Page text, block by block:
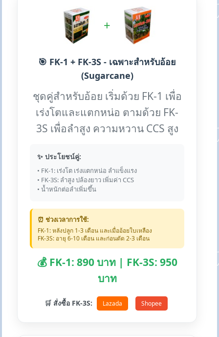
+
🎯 FK-1 + FK-3S - เฉพาะสำหรับอ้อย
(Sugarcane)
ชุดคู่สำหรับอ้อย เริ่มด้วย FK-1 เพื่อ
เร่งโตและแตกหน่อ ตามด้วย FK-
3S เพื่อลำสูง ความหวาน CCS สูง
✨ ประโยชน์คู่:
• FK-1: เร่งโต เร่งแตกหน่อ ลำแข็งแรง
• FK-3S: ลำสูง ปล้องยาว เพิ่มค่า CCS
• น้ำหนักต่อลำเพิ่มขึ้น
⏰ ช่วงเวลาการใช้:
FK-1: หลังปลูก 1-3 เดือน และเมื่ออ้อยใบเหลือง
FK-3S: อายุ 6-10 เดือน และก่อนตัด 2-3 เดือน
💰 FK-1: 890 บาท | FK-3S: 950
บาท
🛒 สั่งซื้อ FK-3S: Lazada Shopee